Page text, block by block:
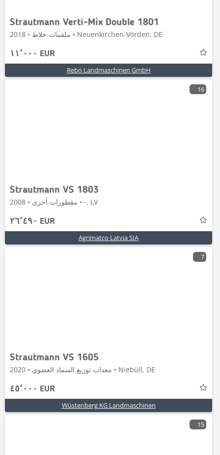
Strautmann Verti-Mix Double 1801
ملقمات خلاط • 2018 • Neuenkirchen-Vörden, DE
١١٬٠٠٠ EUR
Rebo Landmaschinen GmbH
16
Strautmann VS 1803
مقطورات أخرى • 2008 • -, LV
٢٦٬٤٩٠ EUR
Agrimatco Latvia SIA
7
Strautmann VS 1605
معدات توزيع السماد العضوي • 2020 • Niebüll, DE
٤٥٬٠٠٠ EUR
Wüstenberg KG Landmaschinen
15